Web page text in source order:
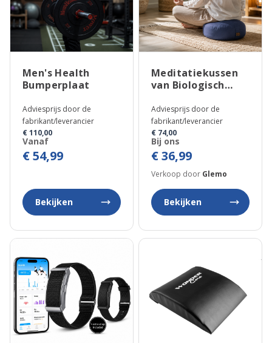
Men's Health
Bumperplaat
Adviesprijs door de
fabrikant/leverancier
€ 110,00
Vanaf
€ 54,99
Bekijken
Meditatiekussen
van Biologisch
Adviesprijs door de
fabrikant/leverancier
€ 74,00
Bij ons
€ 36,99
Verkoop door Glemo
Bekijken